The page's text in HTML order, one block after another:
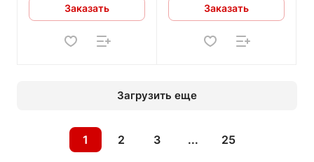
Заказать Заказать
Загрузить еще
1 2 3 ... 25